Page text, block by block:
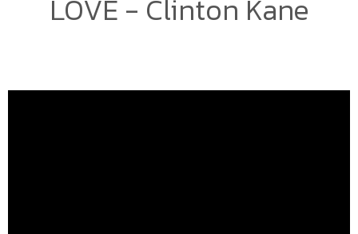
LOVE - Clinton Kane